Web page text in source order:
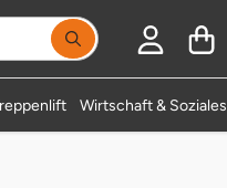
Wirtschaft & Soziales